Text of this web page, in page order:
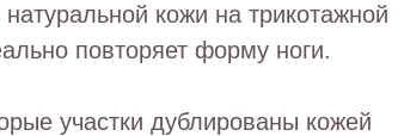
кожи на трикотажной
повторяет форму ноги.
участки дублированы кожей